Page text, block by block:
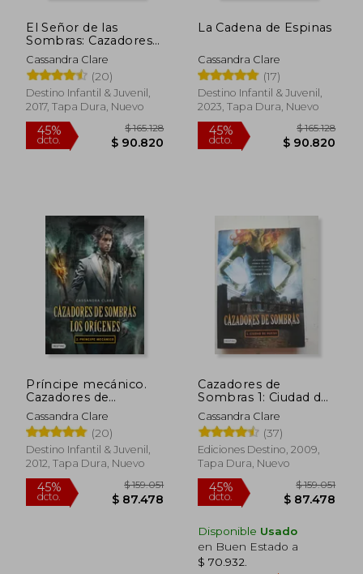
45%
dcto.
$ 164.918
$ 90.705
45%
dcto.
El Señor de las
Sombras: Cazadores
de Sombras.
Renacimiento 2 (la
Isla del Tiempo Plus)
Cassandra Clare
(20)
Destino Infantil & Juvenil,
2017, Tapa Dura, Nuevo
La Cadena de Espinas
Cassandra Clare
(17)
Destino Infantil & Juvenil,
2023, Tapa Dura, Nuevo
Príncipe mecánico.
Cazadores de
sombras. Los
orígenes 2
Cassandra Clare
(20)
Destino Infantil & Juvenil,
2012, Tapa Dura, Nuevo
Cazadores de
Sombras 1: Ciudad de
Hueso
Cassandra Clare
(37)
Ediciones Destino, 2009,
Tapa Dura, Nuevo
Disponible Usado
en Buen Estado a
$ 70.932